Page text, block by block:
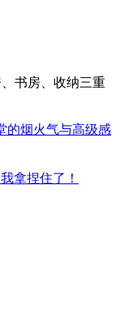
书房、收纳三重
的烟火气与高级感
拿捏住了！